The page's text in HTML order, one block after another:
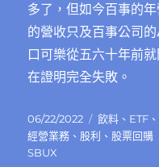
多了，但如今百事的
的營收只及百事公司
口可樂從五六十年前
在證明完全失敗。
發
佈
日
06/22/2022
分
類
飲料 、 ETF 、
經營業務 、 股利 、 股票回購
SBUX